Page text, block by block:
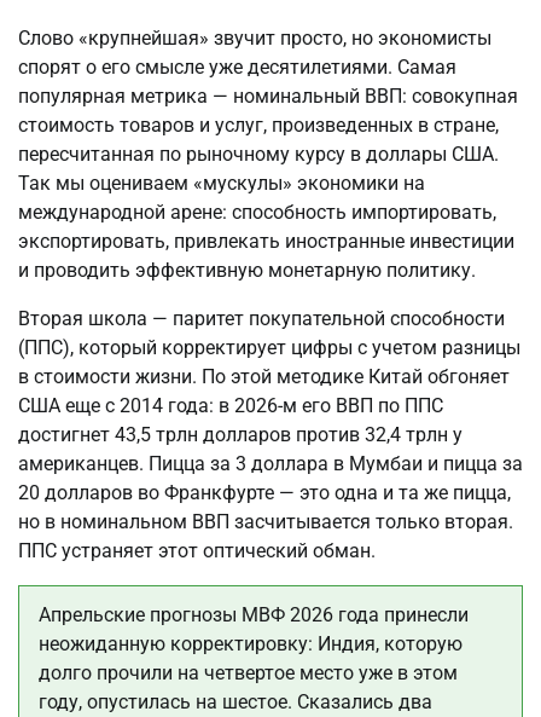
Слово «крупнейшая» звучит просто, но экономисты
спорят о его смысле уже десятилетиями. Самая
популярная метрика — номинальный ВВП: совокупная
стоимость товаров и услуг, произведенных в стране,
пересчитанная по рыночному курсу в доллары США.
Так мы оцениваем «мускулы» экономики на
международной арене: способность импортировать,
экспортировать, привлекать иностранные инвестиции
и проводить эффективную монетарную политику.
Вторая школа — паритет покупательной способности
(ППС), который корректирует цифры с учетом разницы
в стоимости жизни. По этой методике Китай обгоняет
США еще с 2014 года: в 2026-м его ВВП по ППС
достигнет 43,5 трлн долларов против 32,4 трлн у
американцев. Пицца за 3 доллара в Мумбаи и пицца за
20 долларов во Франкфурте — это одна и та же пицца,
но в номинальном ВВП засчитывается только вторая.
ППС устраняет этот оптический обман.
Апрельские прогнозы МВФ 2026 года принесли
неожиданную корректировку: Индия, которую
долго прочили на четвертое место уже в этом
году, опустилась на шестое. Сказались два